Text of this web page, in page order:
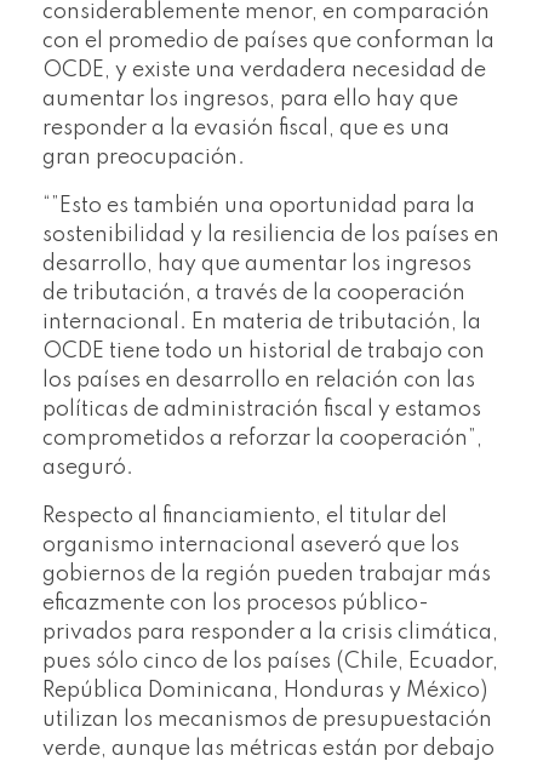
considerablemente menor, en comparación
con el promedio de países que conforman la
OCDE, y existe una verdadera necesidad de
aumentar los ingresos, para ello hay que
responder a la evasión fiscal, que es una
gran preocupación.
“”Esto es también una oportunidad para la
sostenibilidad y la resiliencia de los países en
desarrollo, hay que aumentar los ingresos
de tributación, a través de la cooperación
internacional. En materia de tributación, la
OCDE tiene todo un historial de trabajo con
los países en desarrollo en relación con las
políticas de administración fiscal y estamos
comprometidos a reforzar la cooperación”,
aseguró.
Respecto al financiamiento, el titular del
organismo internacional aseveró que los
gobiernos de la región pueden trabajar más
eficazmente con los procesos público-
privados para responder a la crisis climática,
pues sólo cinco de los países (Chile, Ecuador,
República Dominicana, Honduras y México)
utilizan los mecanismos de presupuestación
verde, aunque las métricas están por debajo